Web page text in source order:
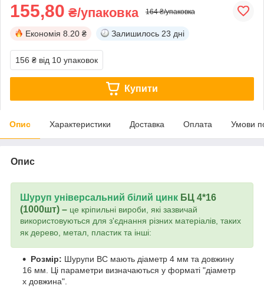
155,80 ₴/упаковка 164 ₴/упаковка
Економія 8.20 ₴ Залишилось 23 дні
156 ₴ від 10 упаковок
Купити
Опис Характеристики Доставка Оплата Умови
Опис
Шуруп універсальний білий цинк БЦ 4*16
(1000шт) – це кріпильні вироби, які зазвичай
використовуються для з'єднання різних матеріалів, таких
як дерево, метал, пластик та інші:
Розмір: Шурупи BC мають діаметр 4 мм та довжину
16 мм. Ці параметри визначаються у форматі "діаметр
x довжина".